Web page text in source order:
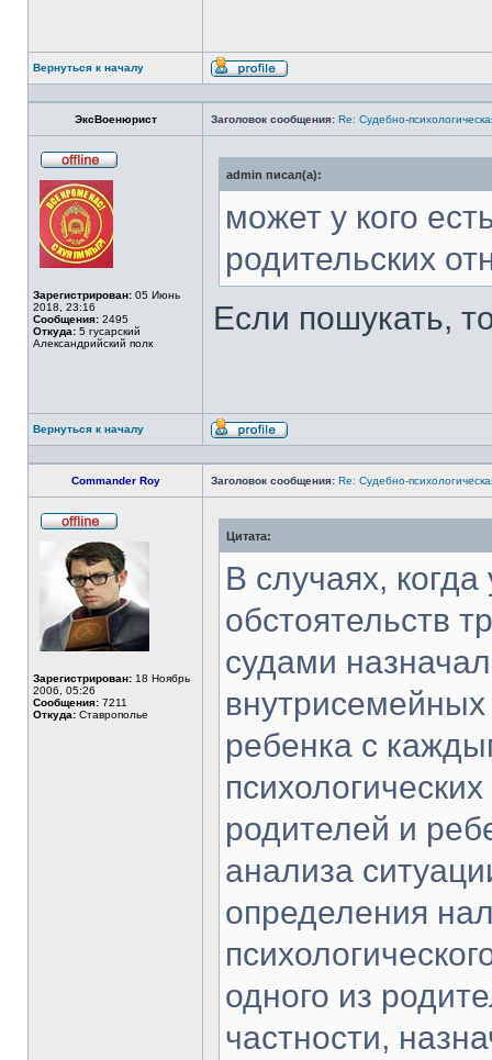
Вернуться к началу
Профиль
ЭксВоенюрист Заголовок сообщения: Re: Судебно-
Зарегистрирован: 05 Июнь
2018, 23:16
Сообщения: 2495
Откуда: 5 гусарский
Александрийский полк
admin писал(а):
может у кого
родительских
Если пошукать,
Вернуться к началу
Профиль
Commander Roy Заголовок сообщения: Re: Судебно-
в
сети
Зарегистрирован: 18 Ноябрь
2006, 05:26
Сообщения: 7211
Откуда: Ставрополье
Цитата:
В случаях,
обстоятельств
судами
ребенка с
родителей и
анализа
определения
одного из
частности,